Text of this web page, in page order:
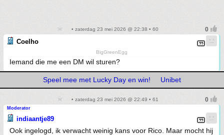
• zaterdag 23 mei 2026 @ 22:38 • 60
Coelho
BigGreenEgg
Iemand die me een DM wil sturen?
Speel mee met Lucky Day en win! Unibet
• zaterdag 23 mei 2026 @ 22:49 • 61
Moderator
indiaantje89
Ook ingelogd, ik verwacht weinig kans voor Rico. Maar mocht hij